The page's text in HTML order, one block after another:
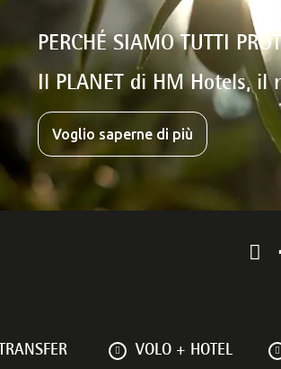
PERCHÉ SIAMO TUTTI
Il PLANET di HM Hotels, il
Voglio saperne di più
TRANSFER VOLO + HOTEL